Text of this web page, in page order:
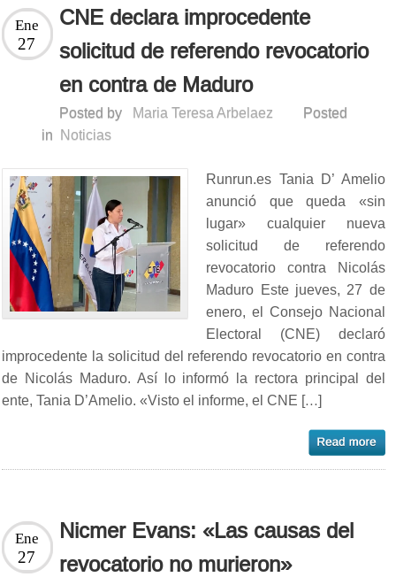
CNE declara improcedente
solicitud de referendo revocatorio
en contra de Maduro
Ene
27
Posted by Maria Teresa Arbelaez
Posted
in
Noticias
Runrun.es Tania D’ Amelio
anunció que queda «sin
lugar» cualquier nueva
solicitud de referendo
revocatorio contra Nicolás
Maduro Este jueves, 27 de
enero, el Consejo Nacional
Electoral (CNE) declaró
improcedente la solicitud del referendo revocatorio en contra
de Nicolás Maduro. Así lo informó la rectora principal del
ente, Tania D’Amelio. «Visto el informe, el CNE […]
Nicmer Evans: «Las causas del
revocatorio no murieron»
Ene
27